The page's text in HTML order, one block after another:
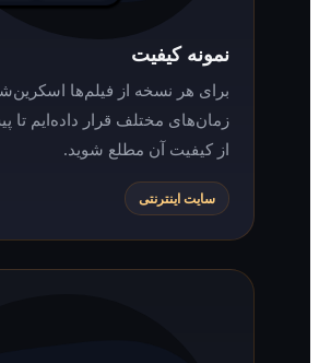
نمونه کیفیت
برای هر نسخه از فیلم‌ها اسکرین‌شات‌هایی از
زمان‌های مختلف قرار داده‌ایم تا پیش از دانلود
از کیفیت آن مطلع شوید.
سایت اینترنتی